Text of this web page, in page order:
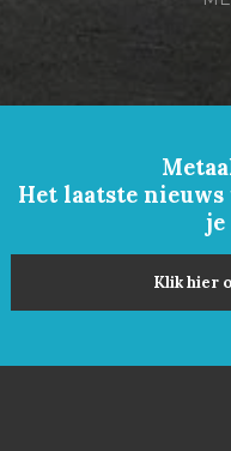
Het laatste
je
Klik hier